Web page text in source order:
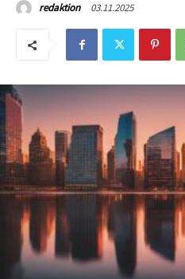
redaktion 03.11.2025